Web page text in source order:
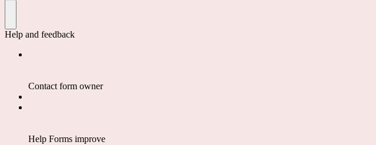
Help and feedback
Contact form owner
Help Forms improve